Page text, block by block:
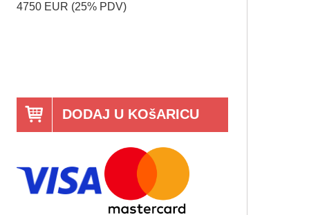
4750 EUR (25% PDV)
DODAJ U KOšARICU